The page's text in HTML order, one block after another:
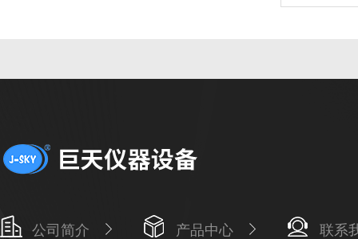
公司简介 产品中心 联系